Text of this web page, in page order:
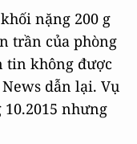
nặng 200 g
trần của phòng
tin không được
dẫn lại. Vụ
nhưng